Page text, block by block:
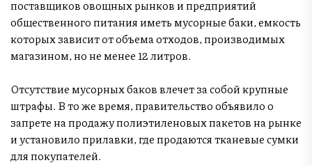
поставщиков овощных рынков и предприятий
общественного питания иметь мусорные баки, емкость
которых зависит от объема отходов, производимых
магазином, но не менее 12 литров.
Отсутствие мусорных баков влечет за собой крупные
штрафы. В то же время, правительство объявило о
запрете на продажу полиэтиленовых пакетов на рынке
и установило прилавки, где продаются тканевые сумки
для покупателей.